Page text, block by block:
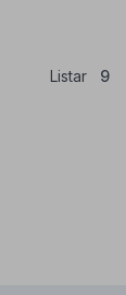
Listar